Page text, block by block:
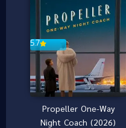
5.7
Propeller One-Way
Night Coach (2026)